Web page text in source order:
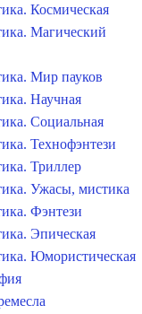
Космическая
Магический
Мир пауков
Научная
Социальная
Технофэнтези
Триллер
Ужасы, мистика
Фэнтези
Эпическая
Юмористическая